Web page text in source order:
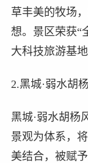
草丰美的牧场
想。景区荣获“
大科技旅游基地
2.黑城·弱水胡
黑城·弱水胡杨
景观为体系，
美结合，被赋